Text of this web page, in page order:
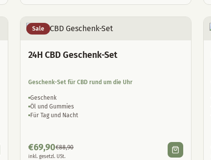
Sale
24H CBD Geschenk-Set
Geschenk-Set für CBD rund um die Uhr
Geschenk
Öl und Gummies
Für Tag und Nacht
€69,90€88,90
inkl. gesetzl. USt.